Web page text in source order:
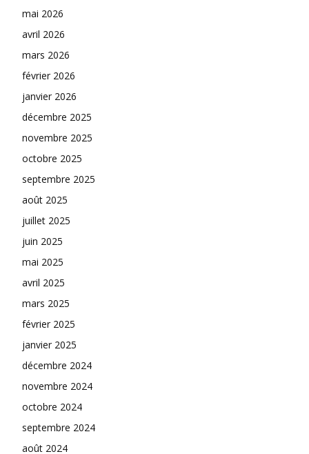
mai 2026
avril 2026
mars 2026
février 2026
janvier 2026
décembre 2025
novembre 2025
octobre 2025
septembre 2025
août 2025
juillet 2025
juin 2025
mai 2025
avril 2025
mars 2025
février 2025
janvier 2025
décembre 2024
novembre 2024
octobre 2024
septembre 2024
août 2024